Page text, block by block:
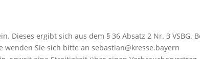
ergibt sich aus dem § 36 Absatz 2 Nr. 3 VSBG.
Sie sich bitte an sebastian@kresse.bayern